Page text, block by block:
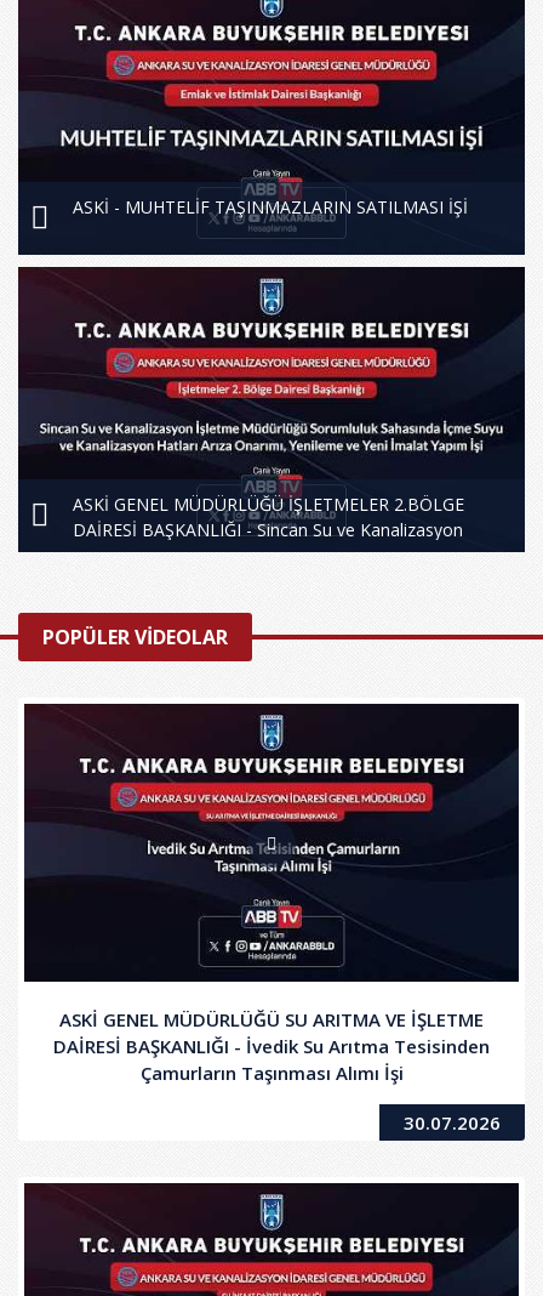
ASKİ - MUHTELİF TAŞINMAZLARIN SATILMASI İŞİ
ASKİ GENEL MÜDÜRLÜĞÜ İŞLETMELER 2.BÖLGE
DAİRESİ BAŞKANLIĞI - Sincan Su ve Kanalizasyon
İşletme Müdürlüğü Sorumluluk Sahasında İçme Suyu ve
POPÜLER VİDEOLAR
ASKİ GENEL MÜDÜRLÜĞÜ SU ARITMA VE İŞLETME
DAİRESİ BAŞKANLIĞI - İvedik Su Arıtma Tesisinden
Çamurların Taşınması Alımı İşi
30.07.2026